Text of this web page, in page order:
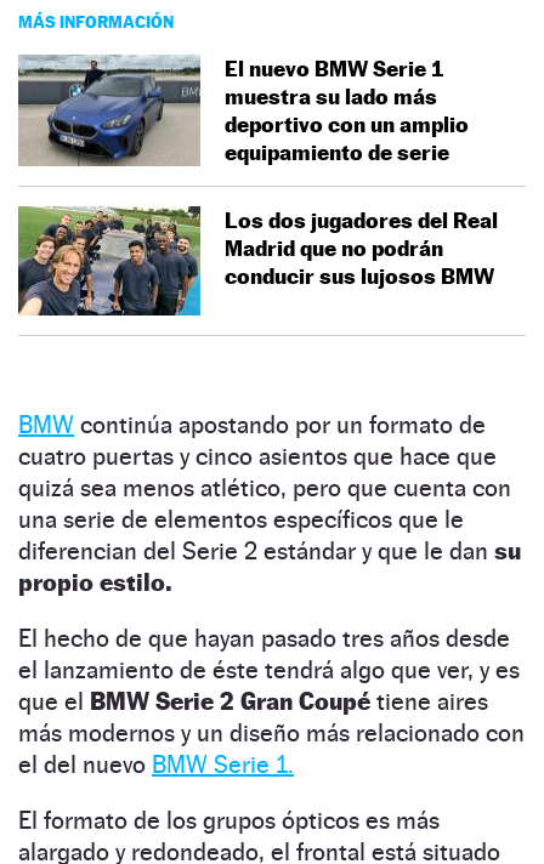
MÁS INFORMACIÓN
El nuevo BMW Serie 1
muestra su lado más
deportivo con un amplio
equipamiento de serie
Los dos jugadores del Real
Madrid que no podrán
conducir sus lujosos BMW
BMW continúa apostando por un formato de
cuatro puertas y cinco asientos que hace que
quizá sea menos atlético, pero que cuenta con
una serie de elementos específicos que le
diferencian del Serie 2 estándar y que le dan su
propio estilo.
El hecho de que hayan pasado tres años desde
el lanzamiento de éste tendrá algo que ver, y es
que el BMW Serie 2 Gran Coupé tiene aires
más modernos y un diseño más relacionado con
el del nuevo BMW Serie 1.
El formato de los grupos ópticos es más
alargado y redondeado, el frontal está situado